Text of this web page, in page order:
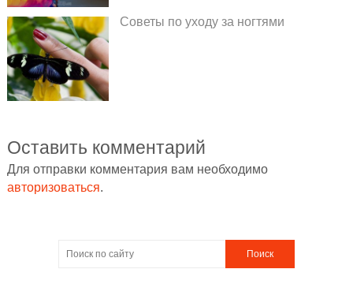
Советы по уходу за ногтями
Оставить комментарий
Для отправки комментария вам необходимо
авторизоваться.